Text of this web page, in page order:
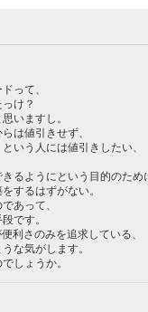
って、
け？
いますし。
は値引きせず、
いう人には値引きしたい、
るようにという目的のため
するはずがない。
あって、
です。
利さのみを追求している、
な気がします。
しょうか。